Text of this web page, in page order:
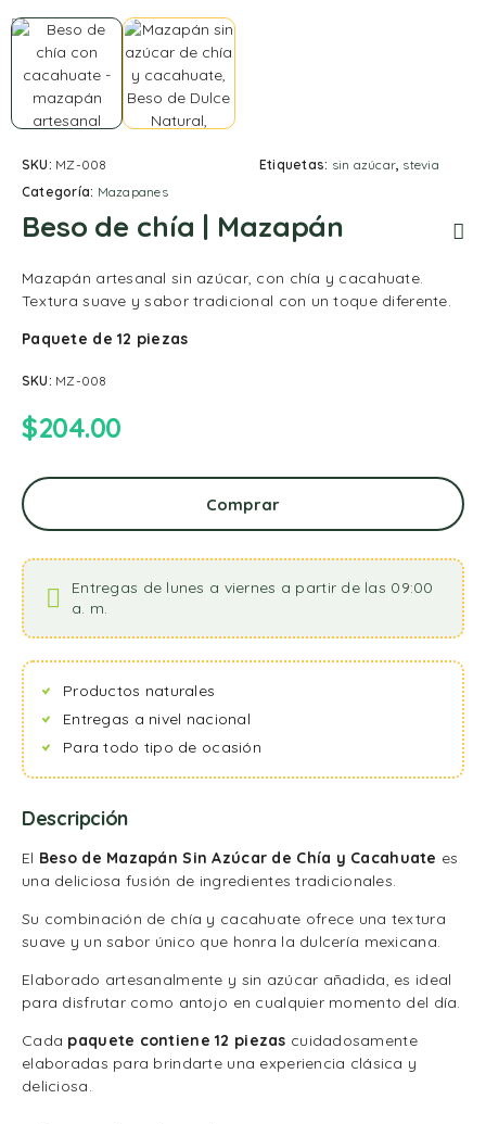
SKU: MZ-008
Categoría: Mazapanes
Etiquetas: sin azúcar, stevia
Beso de chía | Mazapán
Mazapán artesanal sin azúcar, con chía y cacahuate.
Textura suave y sabor tradicional con un toque diferente.
Paquete de 12 piezas
SKU: MZ-008
$204.00
Comprar
Entregas de lunes a viernes a partir de las 09:00
a. m.
Productos naturales
Entregas a nivel nacional
Para todo tipo de ocasión
Descripción
El Beso de Mazapán Sin Azúcar de Chía y Cacahuate es
una deliciosa fusión de ingredientes tradicionales.
Su combinación de chía y cacahuate ofrece una textura
suave y un sabor único que honra la dulcería mexicana.
Elaborado artesanalmente y sin azúcar añadida, es ideal
para disfrutar como antojo en cualquier momento del día.
Cada paquete contiene 12 piezas cuidadosamente
elaboradas para brindarte una experiencia clásica y
deliciosa.